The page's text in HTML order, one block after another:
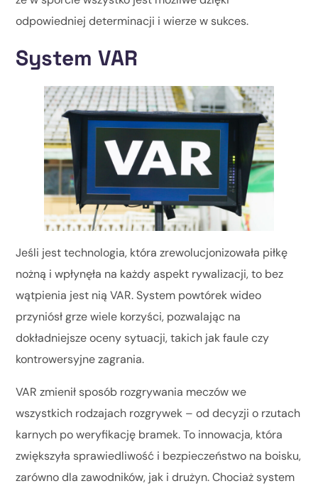
odpowiedniej determinacji i wierze w sukces.
System VAR
Jeśli jest technologia, która zrewolucjonizowała piłkę
nożną i wpłynęła na każdy aspekt rywalizacji, to bez
wątpienia jest nią VAR. System powtórek wideo
przyniósł grze wiele korzyści, pozwalając na
dokładniejsze oceny sytuacji, takich jak faule czy
kontrowersyjne zagrania.
VAR zmienił sposób rozgrywania meczów we
wszystkich rodzajach rozgrywek – od decyzji o rzutach
karnych po weryfikację bramek. To innowacja, która
zwiększyła sprawiedliwość i bezpieczeństwo na boisku,
zarówno dla zawodników, jak i drużyn. Chociaż system